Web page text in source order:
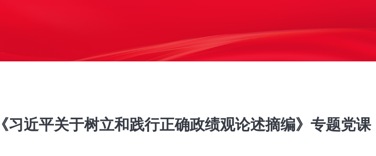
习近平关于树立和践行正确政绩观论述摘编》专题党课